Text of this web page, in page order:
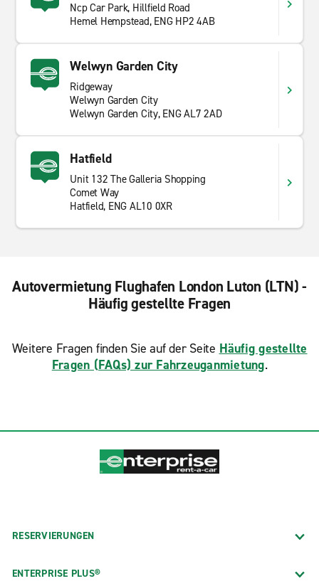
möchten. Egal, ob Sie für einen Tag oder einen
längeren Aufenthalt hier sind, ein Auto macht einen
kurzen Besuch zu etwas viel lohnenswerterer.
Ncp Car Park, Hillfield Road
Hemel Hempstead, ENG HP2 4AB
Welwyn Garden City
Ridgeway
Welwyn Garden City
Welwyn Garden City, ENG AL7 2AD
Hatfield
Unit 132 The Galleria Shopping
Comet Way
Hatfield, ENG AL10 0XR
Autovermietung Flughafen London Luton (LTN) -
Häufig gestellte Fragen
Weitere Fragen finden Sie auf der Seite Häufig gestellte
Fragen (FAQs) zur Fahrzeuganmietung.
RESERVIERUNGEN
ENTERPRISE PLUS®